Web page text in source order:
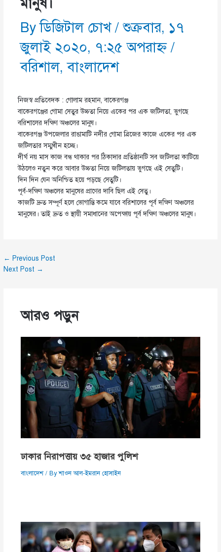
Byডিজিটাল চোখ/শুক্রবার, ১৭
জুলাই ২০২০, ৭:২৫ অপরাহ্ণ/
বরিশাল,বাংলাদেশ
নিজস্ব প্রতিবেদক : গোলাম রহমান, বাকেরগঞ্জ
বাকেরগঞ্জের গোমা সেতুর উচ্চতা নিয়ে একের পর এক জটিলতা, ভুগছে
বরিশালের দক্ষিণ অঞ্চলের মানুষ।
বাকেরগঞ্জ উপজেলার রাঙামাটি নদীর গোমা ব্রিজের কাজে একের পর এক
জটিলতার সম্মুখীন হচ্ছে।
দীর্ঘ নয় মাস কাজ বন্ধ থাকার পর ঠিকাদার প্রতিষ্ঠানটি সব জটিলতা কাটিয়ে
উঠলেও নতুন করে আবার উচ্চতা নিয়ে জটিলতায় ভুগছে এই সেতুটি।
দিন দিন যেন অনিশ্চিত হয়ে পড়ছে সেতুটি।
পূর্ব-দক্ষিণ অঞ্চলের মানুষের প্রাণের দাবি ছিল এই সেতু।
কাজটি দ্রুত সম্পূর্ণ হলে ভোগান্তি কমে যাবে বরিশালের পূর্ব দক্ষিণ অঞ্চলের
মানুষের। তাই দ্রুত ও স্থায়ী সমাধানের অপেক্ষায় পূর্ব দক্ষিণ অঞ্চলের মানুষ।
← Previous Post
Next Post →
আরও পড়ুন
ঢাকার নিরাপত্তায় ৩৫ হাজার পুলিশ
বাংলাদেশ/ Byশাওন আল-ইমরান হোসাইন